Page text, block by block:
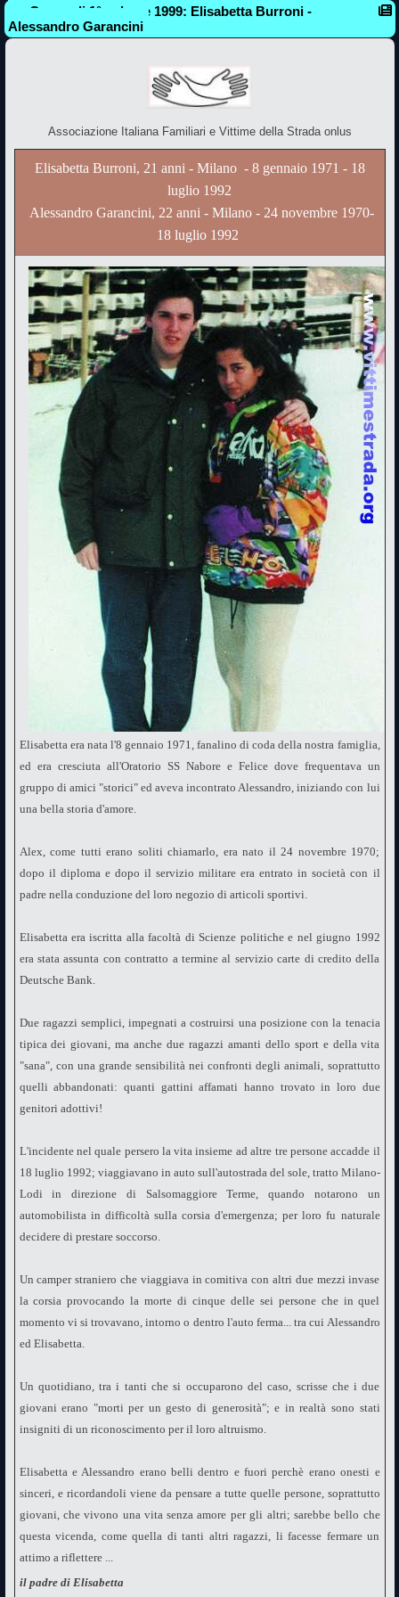
Opuscoli 1° volume 1999: Elisabetta Burroni -
Alessandro Garancini
Associazione Italiana Familiari e Vittime della Strada onlus
Elisabetta Burroni, 21 anni - Milano - 8 gennaio 1971 - 18
luglio 1992
Alessandro Garancini, 22 anni - Milano - 24 novembre 1970-
18 luglio 1992
Elisabetta era nata l'8 gennaio 1971, fanalino di coda della nostra famiglia,
ed era cresciuta all'Oratorio SS Nabore e Felice dove frequentava un
gruppo di amici "storici" ed aveva incontrato Alessandro, iniziando con lui
una bella storia d'amore.
Alex, come tutti erano soliti chiamarlo, era nato il 24 novembre 1970;
dopo il diploma e dopo il servizio militare era entrato in società con il
padre nella conduzione del loro negozio di articoli sportivi.
Elisabetta era iscritta alla facoltà di Scienze politiche e nel giugno 1992
era stata assunta con contratto a termine al servizio carte di credito della
Deutsche Bank.
Due ragazzi semplici, impegnati a costruirsi una posizione con la tenacia
tipica dei giovani, ma anche due ragazzi amanti dello sport e della vita
"sana", con una grande sensibilità nei confronti degli animali, soprattutto
quelli abbandonati: quanti gattini affamati hanno trovato in loro due
genitori adottivi!
L'incidente nel quale persero la vita insieme ad altre tre persone accadde il
18 luglio 1992; viaggiavano in auto sull'autostrada del sole, tratto Milano-
Lodi in direzione di Salsomaggiore Terme, quando notarono un
automobilista in difficoltà sulla corsia d'emergenza; per loro fu naturale
decidere di prestare soccorso.
Un camper straniero che viaggiava in comitiva con altri due mezzi invase
la corsia provocando la morte di cinque delle sei persone che in quel
momento vi si trovavano, intorno o dentro l'auto ferma... tra cui Alessandro
ed Elisabetta.
Un quotidiano, tra i tanti che si occuparono del caso, scrisse che i due
giovani erano "morti per un gesto di generosità"; e in realtà sono stati
insigniti di un riconoscimento per il loro altruismo.
Elisabetta e Alessandro erano belli dentro e fuori perchè erano onesti e
sinceri, e ricordandoli viene da pensare a tutte quelle persone, soprattutto
giovani, che vivono una vita senza amore per gli altri; sarebbe bello che
questa vicenda, come quella di tanti altri ragazzi, li facesse fermare un
attimo a riflettere ...
il padre di Elisabetta